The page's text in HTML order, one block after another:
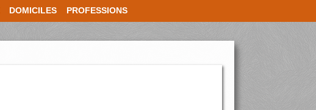
DOMICILES PROFESSIONS